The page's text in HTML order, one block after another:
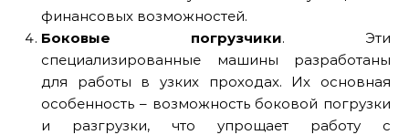
финансовых возможностей.
Боковые погрузчики. Эти
специализированные машины разработаны
для работы в узких проходах. Их основная
особенность – возможность боковой погрузки
и разгрузки, что упрощает работу с